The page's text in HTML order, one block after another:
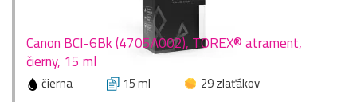
Canon BCI-6Bk (4705A002), TOREX® atrament,
čierny, 15 ml
čierna 15 ml
29 zlaťákov